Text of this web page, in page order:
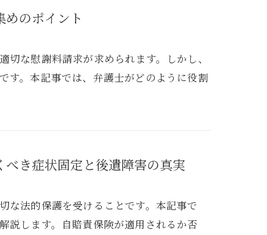
のポイント
な慰謝料請求が求められます。しかし、
す。本記事では、弁護士がどのように役割
き症状固定と後遺障害の真実
な法的保護を受けることです。本記事で
説します。自賠責保険が適用されるか否